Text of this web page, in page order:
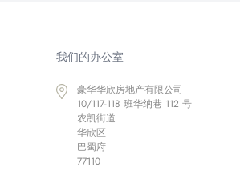
我们的办公室
豪华华欣房地产有限公司
10/117-118 班华纳巷 112 号
农凯街道
华欣区
巴蜀府
77110